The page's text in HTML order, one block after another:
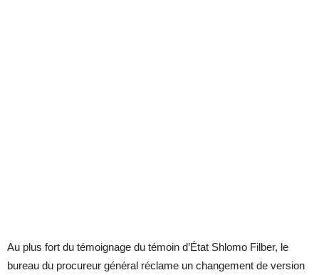
Au plus fort du témoignage du témoin d’État Shlomo Filber, le
bureau du procureur général réclame un changement de version